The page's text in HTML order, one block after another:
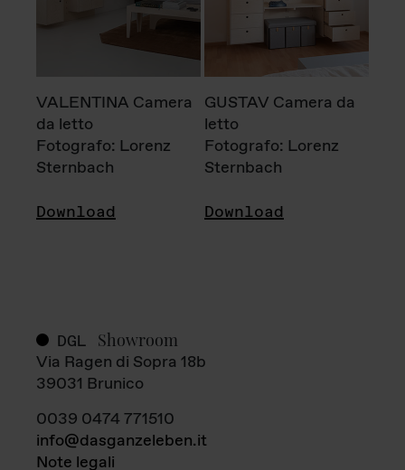
VALENTINA Camera
da letto
Fotografo: Lorenz
Sternbach
Download
GUSTAV Camera da
letto
Fotografo: Lorenz
Sternbach
Download
DGL Showroom
Via Ragen di Sopra 18b
39031 Brunico
0039 0474 771510
info@dasganzeleben.it
Note legali